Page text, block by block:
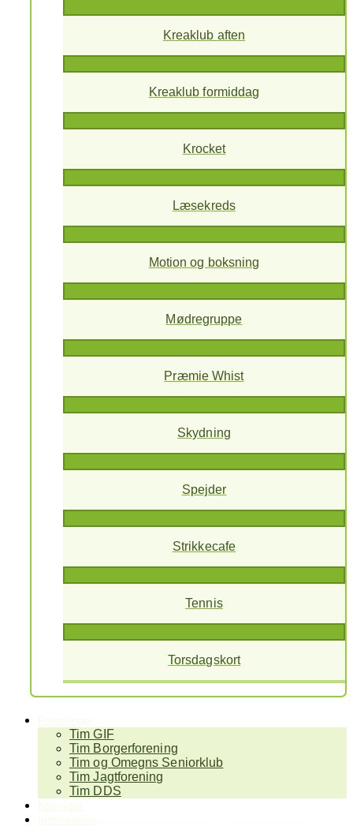
Kreaklub aften
Kreaklub formiddag
Krocket
Læsekreds
Motion og boksning
Mødregruppe
Præmie Whist
Skydning
Spejder
Strikkecafe
Tennis
Torsdagskort
Tim GIF
Tim Borgerforening
Tim og Omegns Seniorklub
Tim Jagtforening
Tim DDS